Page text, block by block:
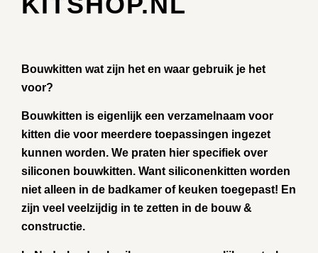
Bouwkitten wat zijn het en waar gebruik je het
voor?
Bouwkitten is eigenlijk een verzamelnaam voor
kitten die voor meerdere toepassingen ingezet
kunnen worden. We praten hier specifiek over
siliconen bouwkitten. Want siliconenkitten worden
niet alleen in de badkamer of keuken toegepast! En
zijn veel veelzijdig in te zetten in de bouw &
constructie.